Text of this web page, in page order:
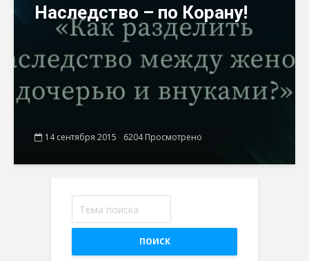
Наследство – по Корану!
14 сентября 2015 6204 Просмотрено
ПОИСК